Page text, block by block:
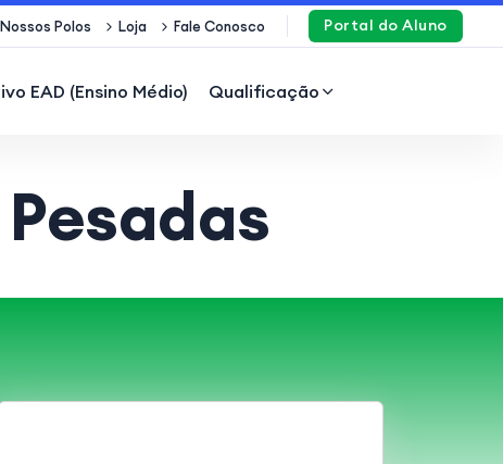
Nossos Polos Loja Fale Conosco Portal do Aluno
EAD (Ensino Médio) Qualificação